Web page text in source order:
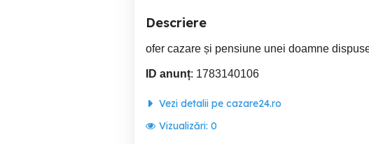
Descriere
ofer cazare și pensiune unei doamne
ID anunț: 1783140106
Vezi detalii pe cazare24.ro
Vizualizări: 0